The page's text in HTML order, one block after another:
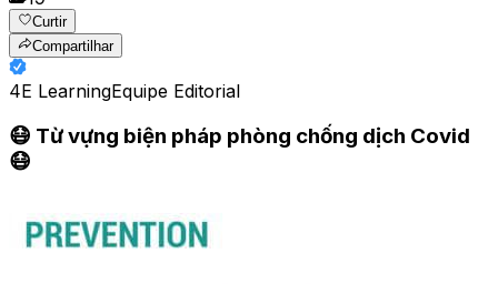
Curtir
Compartilhar
4E LearningEquipe Editorial
😷 Từ vựng biện pháp phòng chống dịch Covid
😷